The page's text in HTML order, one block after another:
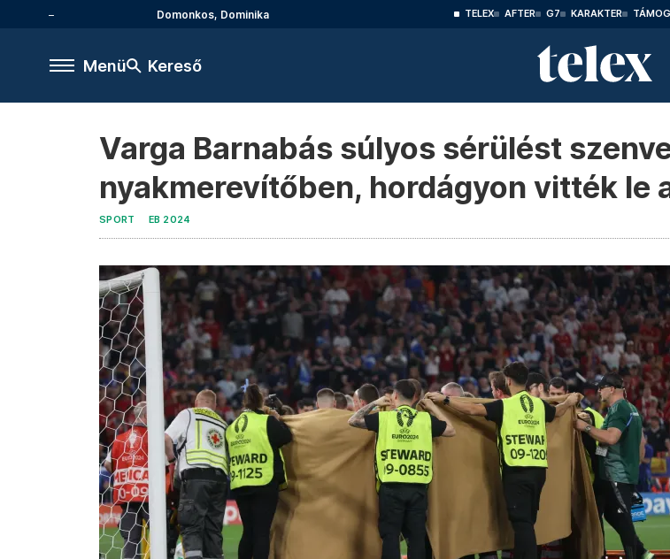
Domonkos, Dominika TELEX AFTER G7 KARAKTER
Menü Kereső
Varga Barnabás súlyos sérülést
nyakmerevítőben, hordágyon vitték le
SPORT EB 2024